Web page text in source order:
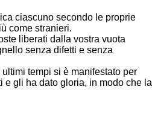
ciascuno secondo le proprie
come stranieri.
liberati dalla vostra vuota
senza difetti e senza
tempi si è manifestato per
e gli ha dato gloria, in modo che la